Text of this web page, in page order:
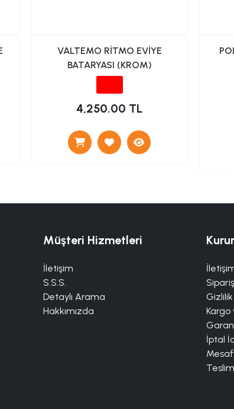
VALTEMO RİTMO EVİYE
BATARYASI (KROM)
4,250.00 TL
Kargo
İptal
Müşteri Hizmetleri
İletişim
S.S.S.
Detaylı Arama
Hakkımızda